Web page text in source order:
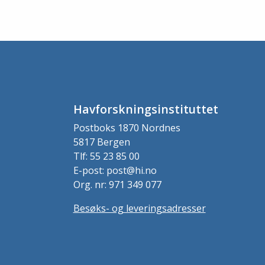
Havforskningsinstituttet
Postboks 1870 Nordnes
5817 Bergen
Tlf: 55 23 85 00
E-post: post@hi.no
Org. nr: 971 349 077
Besøks- og leveringsadresser